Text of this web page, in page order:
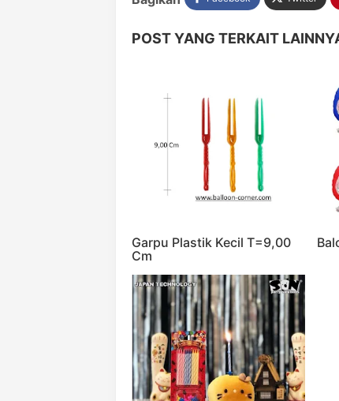
POST YANG TERKAIT
Garpu Plastik Kecil T=9,00
Cm